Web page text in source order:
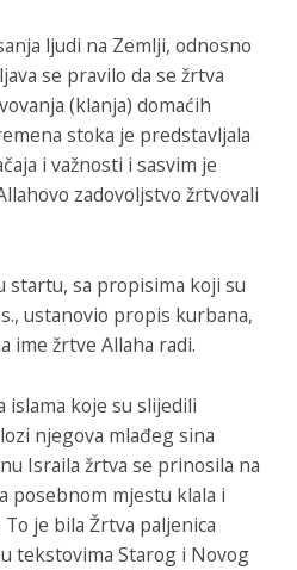
ljudi na Zemlji, odnosno
se pravilo da se žrtva
(klanja) domaćih
stoka je predstavljala
i važnosti i sasvim je
zadovoljstvo žrtvovali
startu, sa propisima koji su
ustanovio propis kurbana,
ime žrtve Allaha radi.
islama koje su slijedili
njegova mlađeg sina
Israila žrtva se prinosila na
posebnom mjestu klala i
je bila Žrtva paljenica
tekstovima Starog i Novog